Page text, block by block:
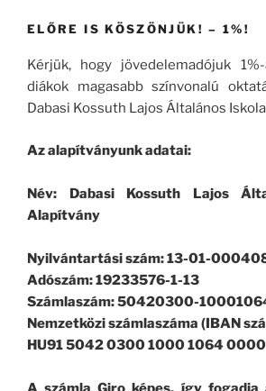
ELŐRE IS KÖSZÖNJÜK! – 1%!
Kérjük, hogy jövedelemadójuk
diákok magasabb színvonalú
Dabasi Kossuth Lajos Általános
Az alapítványunk adatai:
Név: Dabasi Kossuth Lajos
Alapítvány
Nyilvántartási szám: 13-01-
Adószám: 19233576-1-13
Számlaszám: 50420300-
Nemzetközi számlaszáma (IBAN
HU91 5042 0300 1000 1064